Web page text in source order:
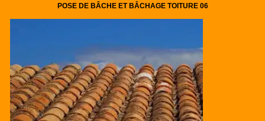
POSE DE BÂCHE ET BÂCHAGE TOITURE 06